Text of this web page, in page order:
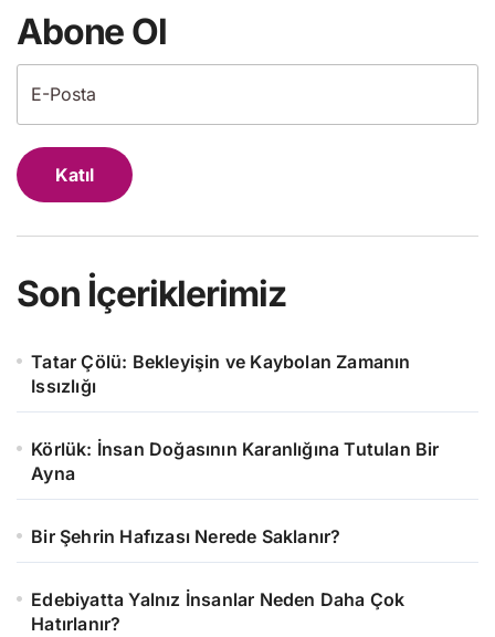
Abone Ol
Katıl
Son İçeriklerimiz
Tatar Çölü: Bekleyişin ve Kaybolan Zamanın
Issızlığı
Körlük: İnsan Doğasının Karanlığına Tutulan Bir
Ayna
Bir Şehrin Hafızası Nerede Saklanır?
Edebiyatta Yalnız İnsanlar Neden Daha Çok
Hatırlanır?